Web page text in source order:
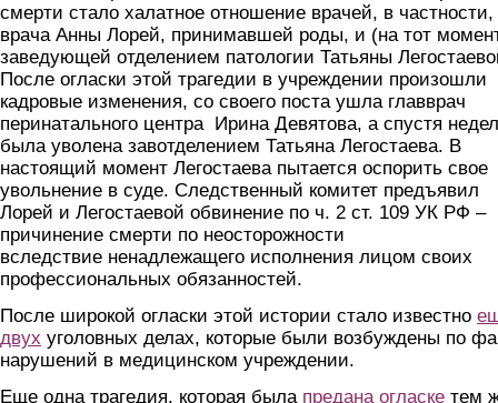
смерти стало халатное отношение врачей, в частности,
врача Анны Лорей, принимавшей роды, и (на тот
заведующей отделением патологии Татьяны
После огласки этой трагедии в учреждении произошли
кадровые изменения, со своего поста ушла главврач
перинатального центра Ирина Девятова, а спустя
была уволена завотделением Татьяна Легостаева. В
настоящий момент Легостаева пытается оспорить свое
увольнение в суде. Следственный комитет предъявил
Лорей и Легостаевой обвинение по ч. 2 ст. 109 УК РФ –
причинение смерти по неосторожности
вследствие ненадлежащего исполнения лицом своих
профессиональных обязанностей.
После широкой огласки этой истории стало известно
двух уголовных делах, которые были возбуждены по
нарушений в медицинском учреждении.
Еще одна трагедия, которая была предана огласке тем